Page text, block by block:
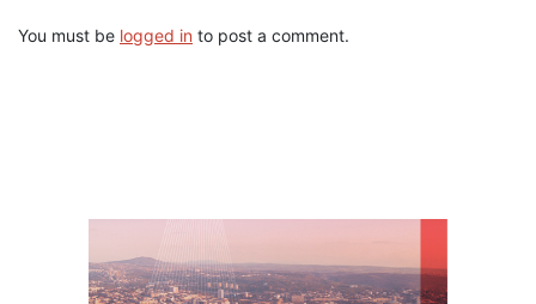
You must be logged in to post a comment.